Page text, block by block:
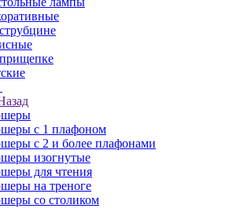
с 1 плафоном
с 2 и более плафонами
изогнутые
для чтения
на треноге
со столиком